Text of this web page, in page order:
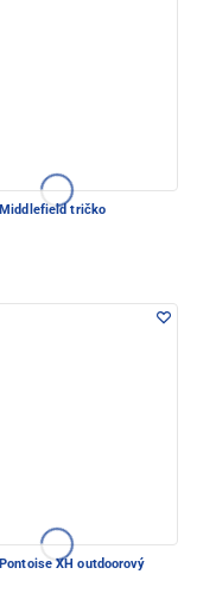
Middlefield tričko
Pontoise XH outdoorový